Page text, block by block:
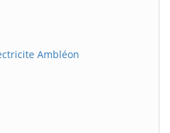
Ambléon